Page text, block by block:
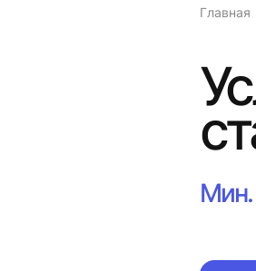
Главная
Мин.